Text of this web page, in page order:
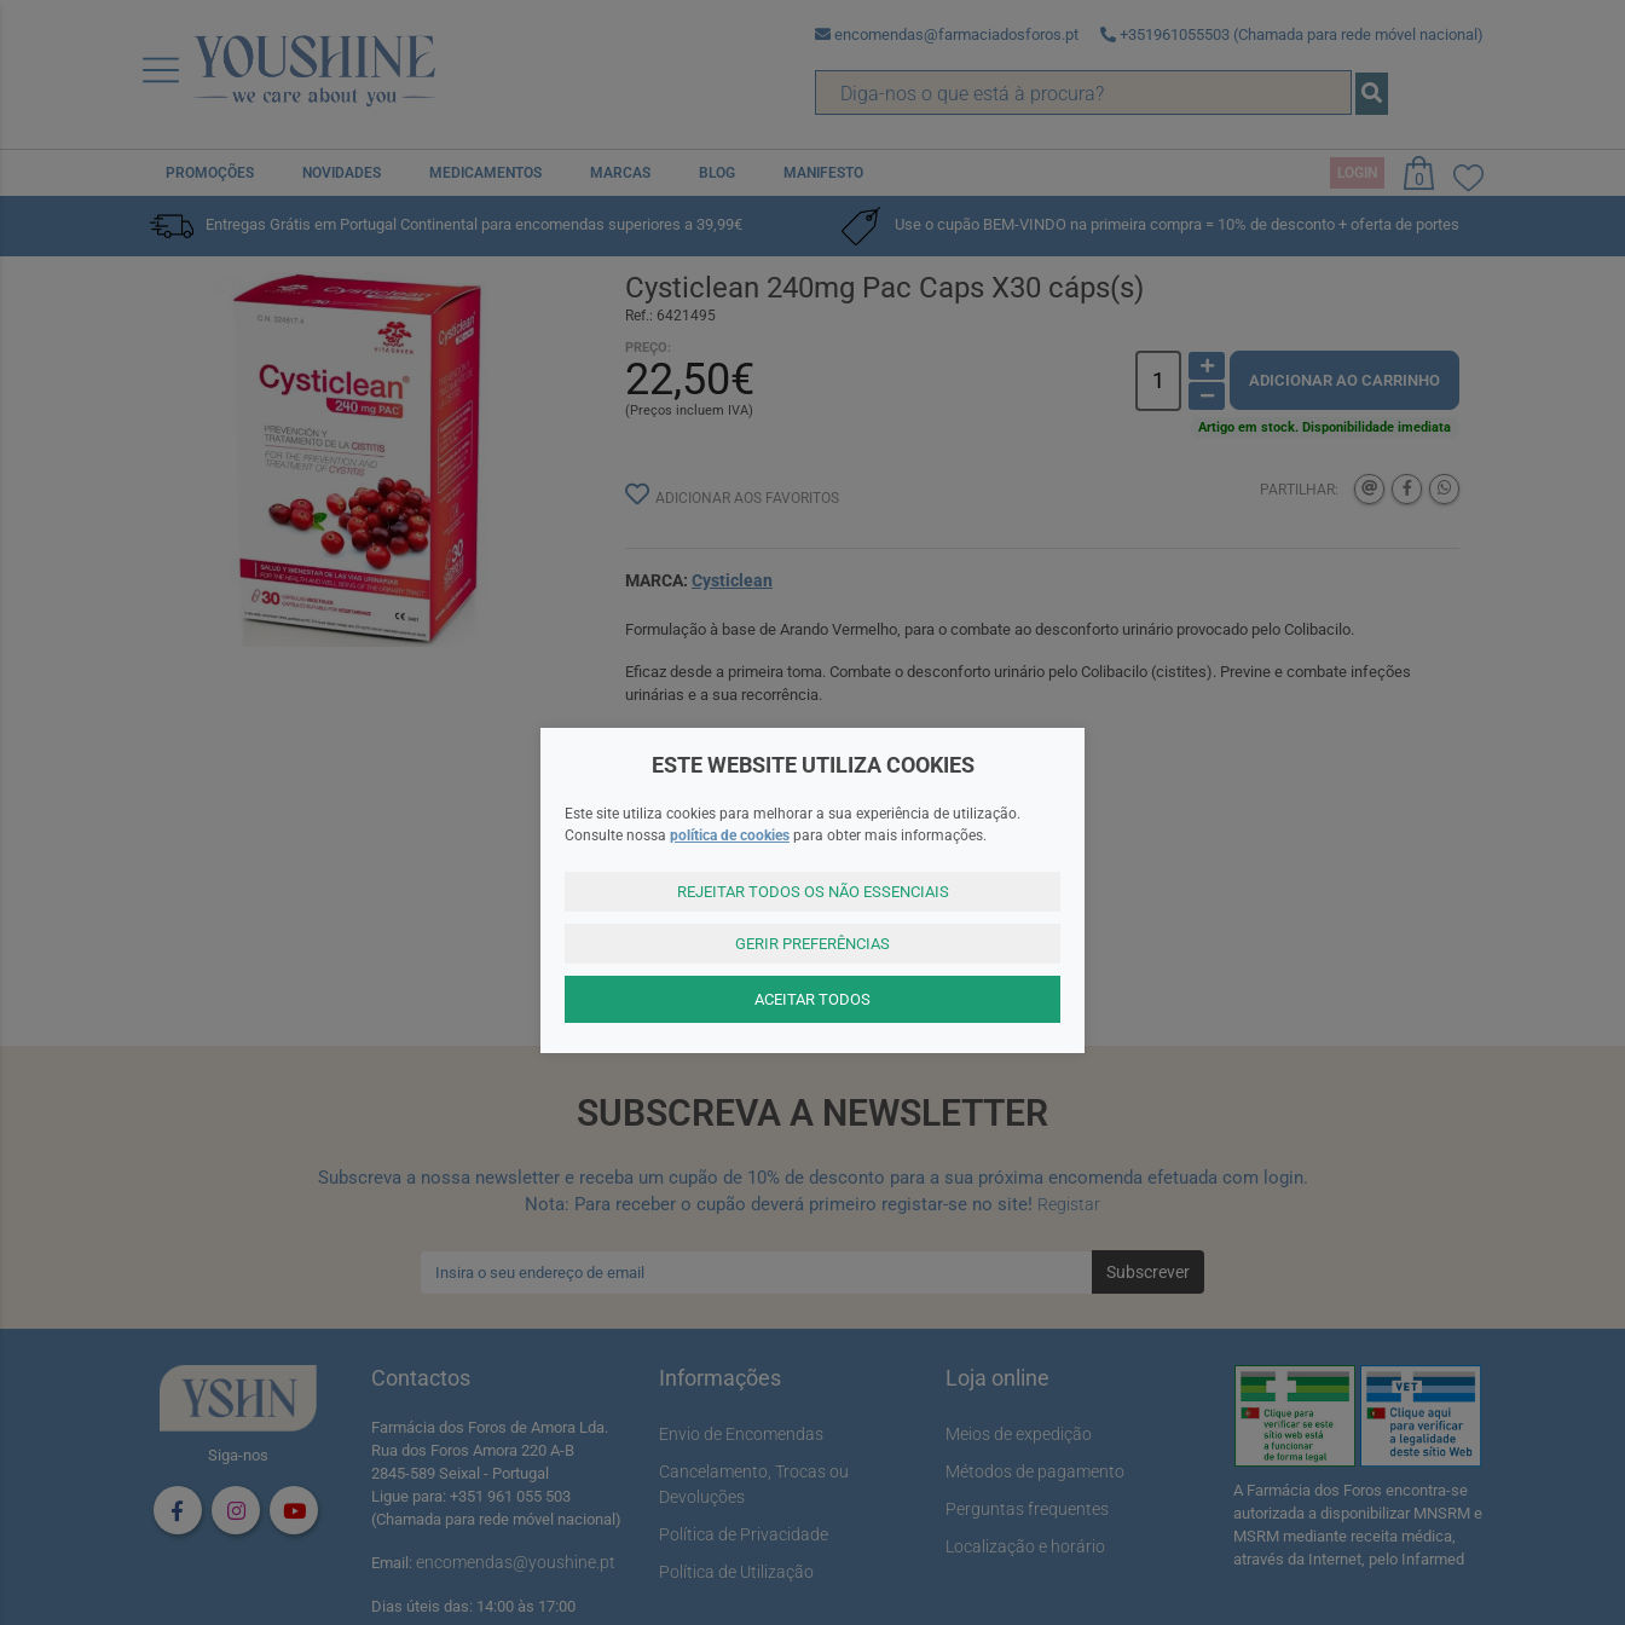
encomendas@farmaciadosforos.pt +351961055503 (Chamada para rede móvel nacional)
PROMOÇÕES NOVIDADES MEDICAMENTOS MARCAS BLOG MANIFESTO LOGIN 0
Entregas Grátis em Portugal Continental para encomendas superiores a 39,99€ Use o cupão BEM-VINDO na primeira compra = 10% de desconto + oferta de portes
Cysticlean 240mg Pac Caps X30 cáps(s)
Ref.: 6421495
PREÇO:
22,50€
(Preços incluem IVA)
ADICIONAR AO CARRINHO
Artigo em stock. Disponibilidade imediata
ADICIONAR AOS FAVORITOS PARTILHAR:
MARCA: Cysticlean
Formulação à base de Arando Vermelho, para o combate ao desconforto urinário provocado pelo Colibacilo.
Eficaz desde a primeira toma. Combate o desconforto urinário pelo Colibacilo (cistites). Previne e combate infeções
urinárias e a sua recorrência.
SUBSCREVA A NEWSLETTER
Subscreva a nossa newsletter e receba um cupão de 10% de desconto para a sua próxima encomenda efetuada com login.
Nota: Para receber o cupão deverá primeiro registar-se no site! Registar
Subscrever
Siga-nos
Contactos
Farmácia dos Foros de Amora Lda.
Rua dos Foros Amora 220 A-B
2845-589 Seixal - Portugal
Ligue para: +351 961 055 503
(Chamada para rede móvel nacional)
Email: encomendas@youshine.pt
Dias úteis das: 14:00 às 17:00
Informações
Envio de Encomendas
Cancelamento, Trocas ou
Devoluções
Política de Privacidade
Política de Utilização
Loja online
Meios de expedição
Métodos de pagamento
Perguntas frequentes
Localização e horário
A Farmácia dos Foros encontra-se
autorizada a disponibilizar MNSRM e
MSRM mediante receita médica,
através da Internet, pelo Infarmed
ESTE WEBSITE UTILIZA COOKIES
Este site utiliza cookies para melhorar a sua experiência de utilização.
Consulte nossa política de cookies para obter mais informações.
REJEITAR TODOS OS NÃO ESSENCIAIS
GERIR PREFERÊNCIAS
ACEITAR TODOS